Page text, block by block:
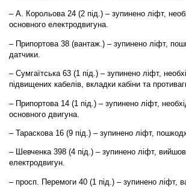
– А. Корольова 24 (2 під.) – зупинено ліфт,
основного електродвигуна.
– Припортова 38 (вантаж.) – зупинено ліфт,
датчики.
– Сумгаїтська 63 (1 під.) – зупинено ліфт,
підвищених кабелів, вкладки кабіни та
– Припортова 14 (1 під.) – зупинено ліфт,
основного двигуна.
– Тараскова 16 (9 під.) – зупинено ліфт,
– Шевченка 398 (4 під.) – зупинено ліфт,
електродвигун.
– просп. Перемоги 40 (1 під.) – зупинено ліфт,